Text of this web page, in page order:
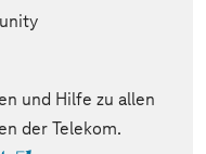
und Hilfe zu allen
der Telekom.